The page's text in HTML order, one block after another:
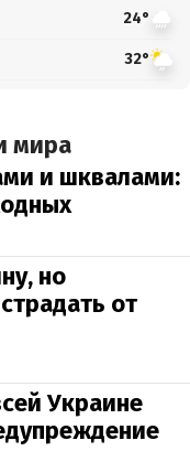
24°
32°
мира
и шквалами:
но
от
Украине